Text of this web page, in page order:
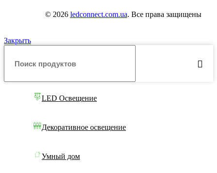
© 2026 ledconnect.com.ua. Все права защищены
Закрыть
LED Освещение
Декоративное освещение
Умный дом